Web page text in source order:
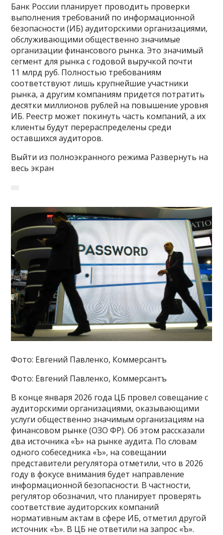
Банк России планирует проводить проверки
выполнения требований по информационной
безопасности (ИБ) аудиторскими организациями,
обслуживающими общественно значимые
организации финансового рынка. Это значимый
сегмент для рынка с годовой выручкой почти
11 млрд руб. Полностью требованиям
соответствуют лишь крупнейшие участники
рынка, а другим компаниям придется потратить
десятки миллионов рублей на повышение уровня
ИБ. Реестр может покинуть часть компаний, а их
клиенты будут перераспределены среди
оставшихся аудиторов.
Выйти из полноэкранного режима Развернуть на
весь экран
Фото: Евгений Павленко, Коммерсантъ
Фото: Евгений Павленко, Коммерсантъ
В конце января 2026 года ЦБ провел совещание с
аудиторскими организациями, оказывающими
услуги общественно значимым организациям на
финансовом рынке (ОЗО ФР). Об этом рассказали
два источника «Ъ» на рынке аудита. По словам
одного собеседника «Ъ», на совещании
представители регулятора отметили, что в 2026
году в фокусе внимания будет направление
информационной безопасности. В частности,
регулятор обозначил, что планирует проверять
соответствие аудиторских компаний
нормативным актам в сфере ИБ, отметил другой
источник «Ъ». В ЦБ не ответили на запрос «Ъ».